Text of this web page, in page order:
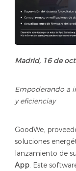
Madrid, 16 de
Empoderando a
y eficienciay
GoodWe,
soluciones
lanzamiento de
App. Este